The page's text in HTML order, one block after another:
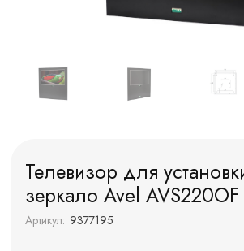
Телевизор для
зеркало Avel AVS220OF
Артикул: 9377195